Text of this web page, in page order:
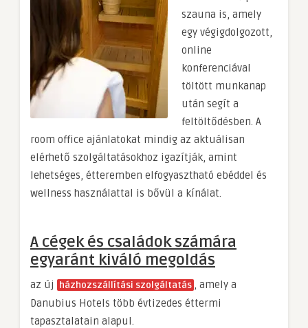
szauna is, amely
egy végigdolgozott,
online
konferenciával
töltött munkanap
után segít a
feltöltődésben. A
room office ajánlatokat mindig az aktuálisan
elérhető szolgáltatásokhoz igazítják, amint
lehetséges, étteremben elfogyasztható ebéddel és
wellness használattal is bővül a kínálat.
A cégek és családok számára
egyaránt kiváló megoldás
az új házhozszállítási szolgáltatás , amely a
Danubius Hotels több évtizedes éttermi
tapasztalatain alapul.